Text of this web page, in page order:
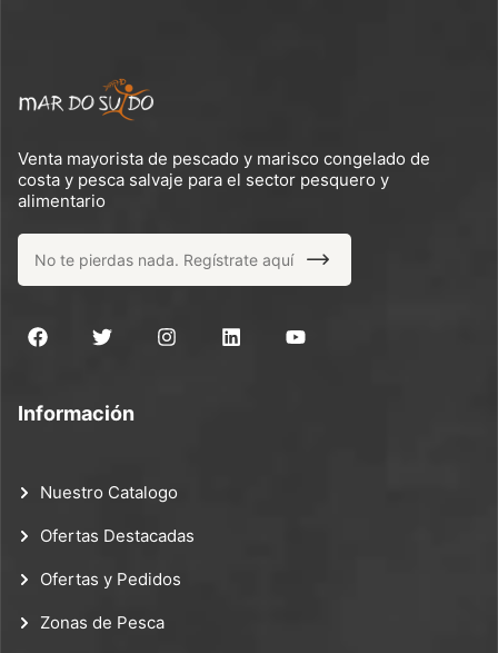
Venta mayorista de pescado y marisco congelado de
costa y pesca salvaje para el sector pesquero y
alimentario
Información
Nuestro Catalogo
Ofertas Destacadas
Ofertas y Pedidos
Zonas de Pesca